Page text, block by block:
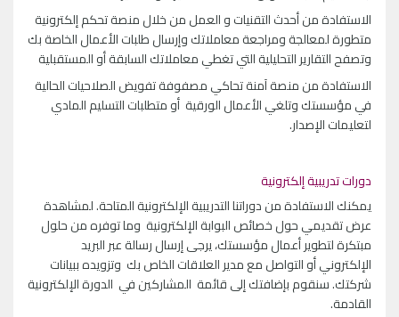
الاستفادة من أحدث التقنيات والعمل من خلال منصة تحكم إلكترونية
متطورة لمعالجة ومراجعة معاملاتك وإرسال طلبات الأعمال الخاصة بك
وتصفح التقارير التحليلية التي تغطي معاملاتك السابقة أو المستقبلية
الاستفادة من منصة آمنة تحاكي مصفوفة تفويض الصلاحيات الحالية
في مؤسستك وتلغي الأعمال الورقية أو متطلبات التسليم المادي
لتعليمات الإصدار.
دورات تدريبية إلكترونية
يمكنك الاستفادة من دوراتنا التدريبية الإلكترونية المتاحة. لمشاهدة
عرض تقديمي حول خصائص البوابة الإلكترونية وما توفره من حلول
مبتكرة لتطوير أعمال مؤسستك، يرجى إرسال رسالة عبر البريد
الإلكتروني أو التواصل مع مدير العلاقات الخاص بك وتزويده ببيانات
شركتك. سنقوم بإضافتك إلى قائمة المشاركين في الدورة الإلكترونية
القادمة.